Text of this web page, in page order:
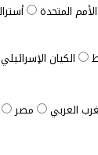
الأمم المتحدة
الكيان الإسرائيلي
العربي مصر